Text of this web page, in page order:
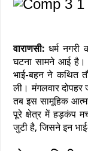
वाराणसी: धर्म
घटना सामने आई है।
भाई-बहन ने कथित
ली। मंगलवार
तब इस सामूहिक
पूरे क्षेत्र में हड़कंप
जुटी है, जिसने इन